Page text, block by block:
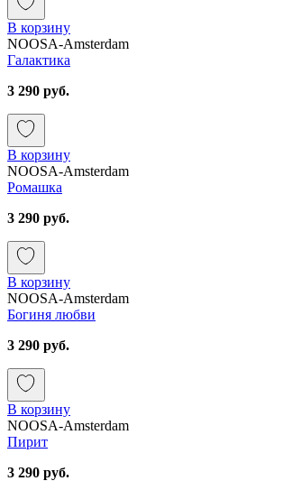
В корзину
NOOSA-Amsterdam
Галактика
3 290 руб.
В корзину
NOOSA-Amsterdam
Ромашка
3 290 руб.
В корзину
NOOSA-Amsterdam
Богиня любви
3 290 руб.
В корзину
NOOSA-Amsterdam
Пирит
3 290 руб.